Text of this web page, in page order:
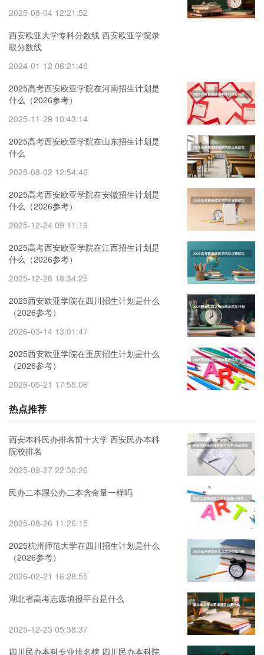
2025-08-04 12:21:52
西安欧亚大学专科分数线 西安欧亚学院录
取分数线
2024-01-12 06:21:46
2025高考西安欧亚学院在河南招生计划是
什么（2026参考）
2025-11-29 10:43:14
2025高考西安欧亚学院在山东招生计划是
什么
2025-08-02 12:54:46
2025高考西安欧亚学院在安徽招生计划是
什么（2026参考）
2025-12-24 09:11:19
2025高考西安欧亚学院在江西招生计划是
什么（2026参考）
2025-12-28 18:34:25
2025西安欧亚学院在四川招生计划是什么
（2026参考）
2026-03-14 13:01:47
2025西安欧亚学院在重庆招生计划是什么
（2026参考）
2026-05-21 17:55:06
热点推荐
西安本科民办排名前十大学 西安民办本科
院校排名
2025-09-27 22:30:26
民办二本跟公办二本含金量一样吗
2025-08-26 11:26:15
2025杭州师范大学在四川招生计划是什么
（2026参考）
2026-02-21 16:28:55
湖北省高考志愿填报平台是什么
2025-12-23 05:38:37
四川民办本科专业排名榜 四川民办本科院